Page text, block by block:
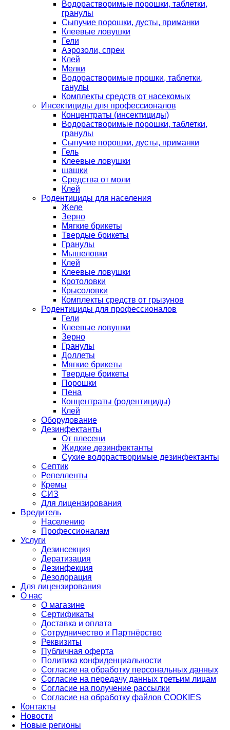
Водорастворимые порошки, таблетки,
гранулы
Сыпучие порошки, дусты, приманки
Клеевые ловушки
Гели
Аэрозоли, спреи
Клей
Мелки
Водорастворимые прошки, таблетки,
ганулы
Комплекты средств от насекомых
Инсектициды для профессионалов
Концентраты (инсектициды)
Водорастворимые порошки, таблетки,
гранулы
Сыпучие порошки, дусты, приманки
Гель
Клеевые ловушки
шашки
Средства от моли
Клей
Родентициды для населения
Желе
Зерно
Мягкие брикеты
Твердые брикеты
Гранулы
Мышеловки
Клей
Клеевые ловушки
Кротоловки
Крысоловки
Комплекты средств от грызунов
Родентициды для профессионалов
Гели
Клеевые ловушки
Зерно
Гранулы
Доллеты
Мягкие брикеты
Твердые брикеты
Порошки
Пена
Концентраты (родентициды)
Клей
Оборудование
Дезинфектанты
От плесени
Жидкие дезинфектанты
Сухие водорастворимые дезинфектанты
Септик
Репелленты
Кремы
СИЗ
Для лицензирования
Вредитель
Населению
Профессионалам
Услуги
Дезинсекция
Дератизация
Дезинфекция
Дезодорация
Для лицензирования
О нас
О магазине
Сертификаты
Доставка и оплата
Сотрудничество и Партнёрство
Реквизиты
Публичная оферта
Политика конфиденциальности
Согласие на обработку персональных данных
Согласие на передачу данных третьим лицам
Согласие на получение рассылки
Согласие на обработку файлов COOKIES
Контакты
Новости
Новые регионы